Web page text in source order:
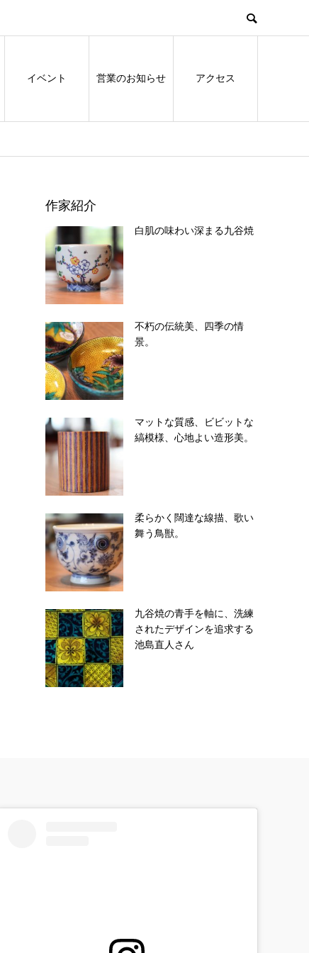
イベント 営業のお知らせ アクセス
作家紹介
白肌の味わい深まる九谷焼
不朽の伝統美、四季の情
景。
マットな質感、ビビットな
縞模様、心地よい造形美。
柔らかく闊達な線描、歌い
舞う鳥獣。
九谷焼の青手を軸に、洗練
されたデザインを追求する
池島直人さん